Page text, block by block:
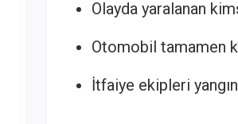
Olayda yaralanan
Otomobil tamamen
İtfaiye ekipleri